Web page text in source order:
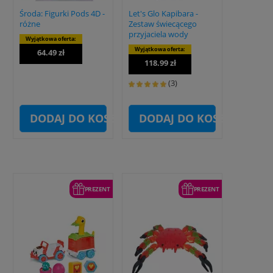
Środa: Figurki Pods 4D -
różne
Wyjątkowa oferta:
64.49 zł
DODAJ DO KOSZYKA
Let's Glo Kapibara -
Zestaw świecącego
przyjaciela wody
Wyjątkowa oferta:
118.99 zł
(3)
DODAJ DO KOSZYKA
PREZENT PREZENT